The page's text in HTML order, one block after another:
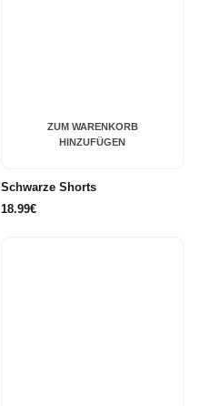
ZUM WARENKORB
HINZUFÜGEN
Schwarze Shorts
18.99€